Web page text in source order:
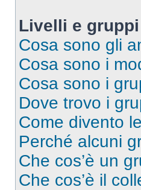
Livelli e
Cosa sono gli
Cosa sono i
Cosa sono i
Dove trovo i
Come divento
Perché alcuni
Che cos’è un
Che cos’è il